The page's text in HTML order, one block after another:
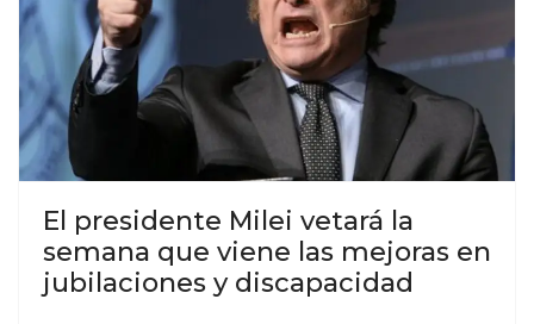
El presidente Milei vetará la
semana que viene las mejoras en
jubilaciones y discapacidad